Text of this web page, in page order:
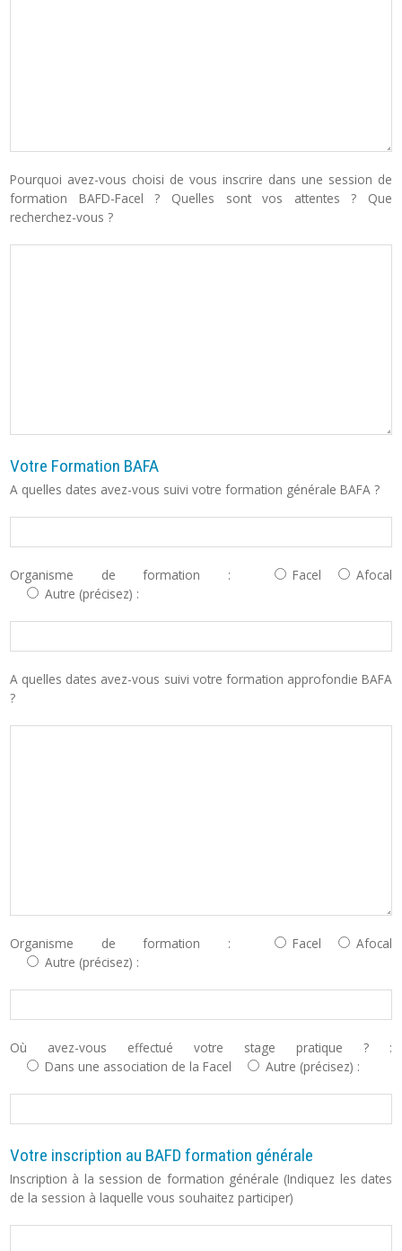
Pourquoi avez-vous choisi de vous inscrire dans une session de
formation BAFD-Facel ? Quelles sont vos attentes ? Que
recherchez-vous ?
Votre Formation BAFA
A quelles dates avez-vous suivi votre formation générale BAFA ?
Organisme de formation : Facel
Afocal
Autre (précisez) :
A quelles dates avez-vous suivi votre formation approfondie BAFA
?
Organisme de formation : Facel
Afocal
Autre (précisez) :
Où avez-vous effectué votre stage pratique ? :
Dans une association de la Facel
Autre (précisez) :
Votre inscription au BAFD formation générale
Inscription à la session de formation générale (Indiquez les dates
de la session à laquelle vous souhaitez participer)